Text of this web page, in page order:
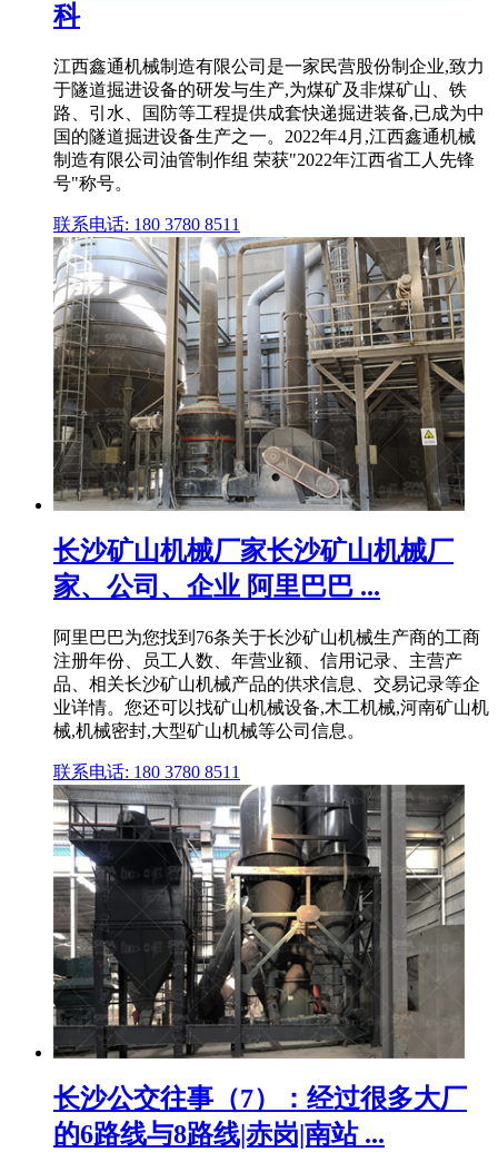
科
江西鑫通机械制造有限公司是一家民营股份制企业,致力
于隧道掘进设备的研发与生产,为煤矿及非煤矿山、铁
路、引水、国防等工程提供成套快递掘进装备,已成为中
国的隧道掘进设备生产之一。2022年4月,江西鑫通机械
制造有限公司油管制作组 荣获"2022年江西省工人先锋
号"称号。
联系电话: 180 3780 8511
长沙矿山机械厂家长沙矿山机械厂
家、公司、企业 阿里巴巴 ...
阿里巴巴为您找到76条关于长沙矿山机械生产商的工商
注册年份、员工人数、年营业额、信用记录、主营产
品、相关长沙矿山机械产品的供求信息、交易记录等企
业详情。您还可以找矿山机械设备,木工机械,河南矿山机
械,机械密封,大型矿山机械等公司信息。
联系电话: 180 3780 8511
长沙公交往事（7）：经过很多大厂
的6路线与8路线|赤岗|南站 ...